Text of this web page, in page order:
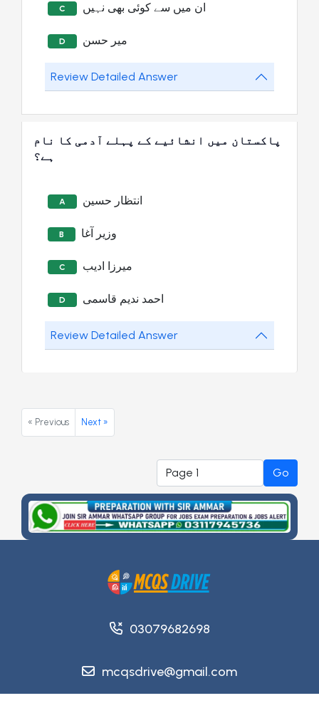
C ان میں سے کوئی بھی نہیں
D میر حسن
Review Detailed Answer
پاکستان میں انشائیے کے پہلے آدمی کا نام
ہے؟
A انتظار حسین
B وزیر آغا
C میرزا ادیب
D احمد ندیم قاسمی
Review Detailed Answer
« Previous Next »
Go
03079682698
mcqsdrive@gmail.com